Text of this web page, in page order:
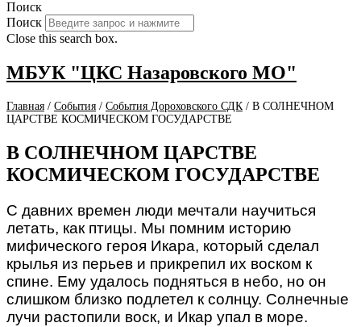
Поиск
Поиск
Close this search box.
МБУК "ЦКС Назаровского МО"
Главная / События / События Дороховского СДК / В СОЛНЕЧНОМ
ЦАРСТВЕ КОСМИЧЕСКОМ ГОСУДАРСТВЕ
В СОЛНЕЧНОМ ЦАРСТВЕ
КОСМИЧЕСКОМ ГОСУДАРСТВЕ
С давних времен люди мечтали научиться
летать, как птицы. Мы помним историю
мифического героя Икара, который сделал
крылья из перьев и прикрепил их воском к
спине. Ему удалось подняться в небо, но он
слишком близко подлетел к солнцу. Солнечные
лучи растопили воск, и Икар упал в море.